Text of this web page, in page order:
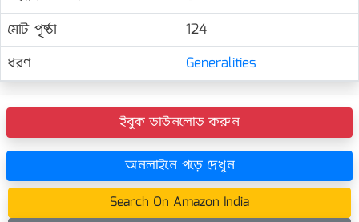
মোট পৃষ্ঠা
124
ধরণ
Generalities
ইবুক ডাউনলোড করুন
অনলাইনে পড়ে দেখুন
Search On Amazon India